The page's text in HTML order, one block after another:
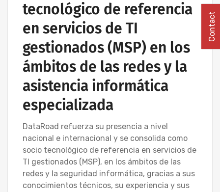
tecnológico de referencia
en servicios de TI
gestionados (MSP) en los
ámbitos de las redes y la
asistencia informática
especializada
DataRoad refuerza su presencia a nivel
nacional e internacional y se consolida como
socio tecnológico de referencia en servicios de
TI gestionados (MSP), en los ámbitos de las
redes y la seguridad informática, gracias a sus
conocimientos técnicos, su experiencia y sus
Contact